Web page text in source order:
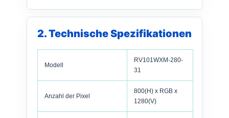
2. Technische Spezifikationen
Modell
RV101WXM-280-
31
Anzahl der Pixel
800(H) x RGB x
1280(V)